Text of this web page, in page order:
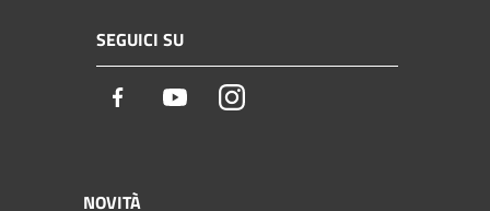
SEGUICI SU
Facebook YoutubeInstagram
NOVITÀ